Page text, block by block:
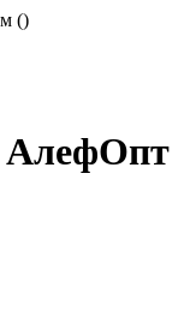
()
АлефОпт